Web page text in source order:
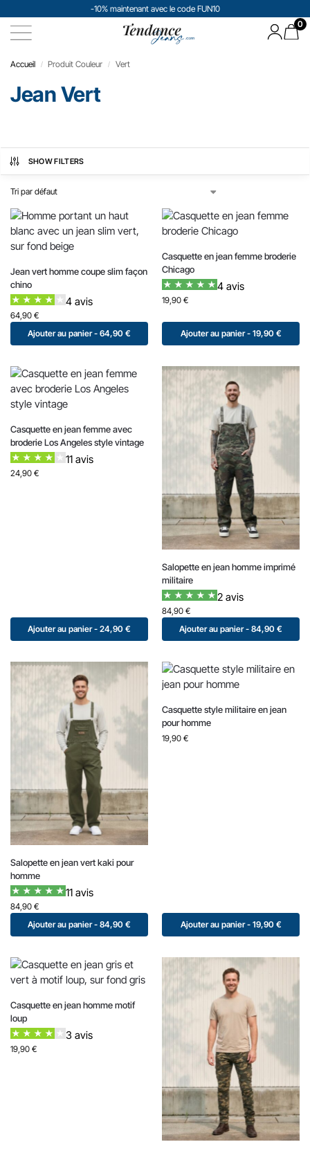
-10% maintenant avec le code FUN10
0
Accueil / Produit Couleur / Vert
Jean Vert
SHOW FILTERS
Jean vert homme coupe slim façon
chino
4 avis
64,90 €
Ajouter au panier - 64,90 €
Casquette en jean femme broderie
Chicago
4 avis
19,90 €
Ajouter au panier - 19,90 €
Casquette en jean femme avec
broderie Los Angeles style vintage
11 avis
24,90 €
Ajouter au panier - 24,90 €
Salopette en jean homme imprimé
militaire
2 avis
84,90 €
Ajouter au panier - 84,90 €
Salopette en jean vert kaki pour
homme
11 avis
84,90 €
Ajouter au panier - 84,90 €
Casquette style militaire en jean
pour homme
19,90 €
Ajouter au panier - 19,90 €
Casquette en jean homme motif
loup
3 avis
19,90 €